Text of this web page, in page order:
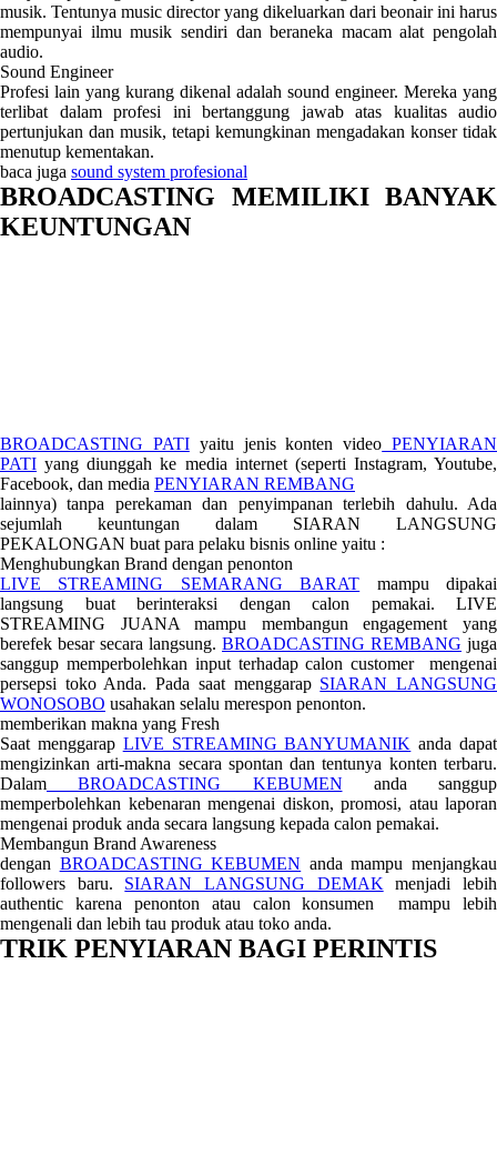
musik. Tentunya music director yang dikeluarkan dari beonair ini harus
mempunyai ilmu musik sendiri dan beraneka macam alat pengolah
audio.
Sound Engineer
Profesi lain yang kurang dikenal adalah sound engineer. Mereka yang
terlibat dalam profesi ini bertanggung jawab atas kualitas audio
pertunjukan dan musik, tetapi kemungkinan mengadakan konser tidak
menutup kementakan.
baca juga sound system profesional
BROADCASTING MEMILIKI BANYAK
KEUNTUNGAN
BROADCASTING PATIyaitu jenis konten video PENYIARAN
PATI yang diunggah ke media internet (seperti Instagram, Youtube,
Facebook, dan media PENYIARAN REMBANG
lainnya) tanpa perekaman dan penyimpanan terlebih dahulu. Ada
sejumlah keuntungan dalam SIARAN LANGSUNG
PEKALONGAN buat para pelaku bisnis online yaitu :
Menghubungkan Brand dengan penonton
LIVE STREAMING SEMARANG BARAT mampu dipakai
langsung buat berinteraksi dengan calon pemakai. LIVE
STREAMING JUANA mampu membangun engagement yang
berefek besar secara langsung. BROADCASTING REMBANG juga
sanggup memperbolehkan input terhadap calon customer mengenai
persepsi toko Anda. Pada saat menggarap SIARAN LANGSUNG
WONOSOBO usahakan selalu merespon penonton.
memberikan makna yang Fresh
Saat menggarap LIVE STREAMING BANYUMANIK anda dapat
mengizinkan arti-makna secara spontan dan tentunya konten terbaru.
Dalam BROADCASTING KEBUMEN anda sanggup
memperbolehkan kebenaran mengenai diskon, promosi, atau laporan
mengenai produk anda secara langsung kepada calon pemakai.
Membangun Brand Awareness
dengan BROADCASTING KEBUMEN anda mampu menjangkau
followers baru. SIARAN LANGSUNG DEMAK menjadi lebih
authentic karena penonton atau calon konsumen mampu lebih
mengenali dan lebih tau produk atau toko anda.
TRIK PENYIARAN BAGI PERINTIS